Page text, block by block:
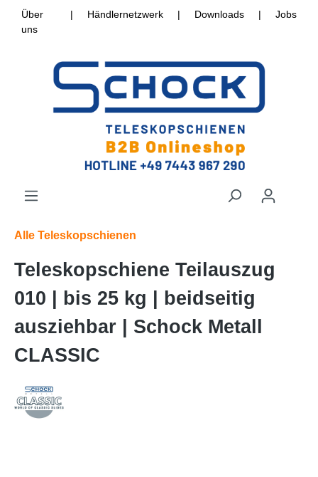
Über
uns
| Händlernetzwerk | Downloads | Jobs
Alle Teleskopschienen
Teleskopschiene Teilauszug
010 | bis 25 kg | beidseitig
ausziehbar | Schock Metall
CLASSIC